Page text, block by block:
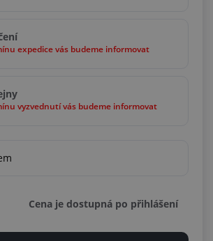
expedice vás budeme informovat
vyzvednutí vás budeme informovat
Cena je dostupná po přihlášení